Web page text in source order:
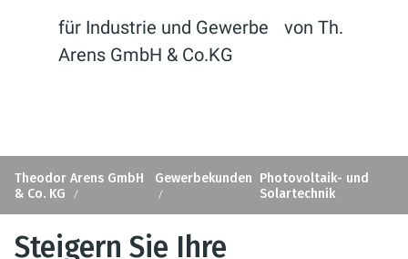
für Industrie und Gewerbe von Th.
Arens GmbH & Co.KG
Theodor Arens GmbH
& Co. KG
Gewerbekunden Photovoltaik- und
Solartechnik
Steigern Sie Ihre